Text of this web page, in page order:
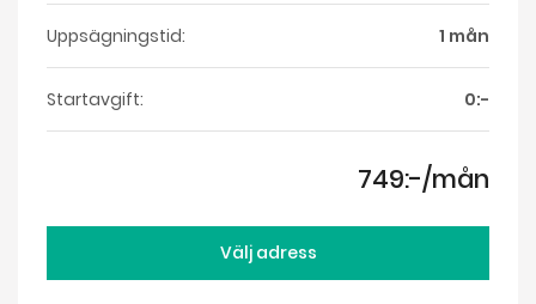
Uppsägningstid: 1 mån
Startavgift: 0:-
749:-/mån
Välj adress